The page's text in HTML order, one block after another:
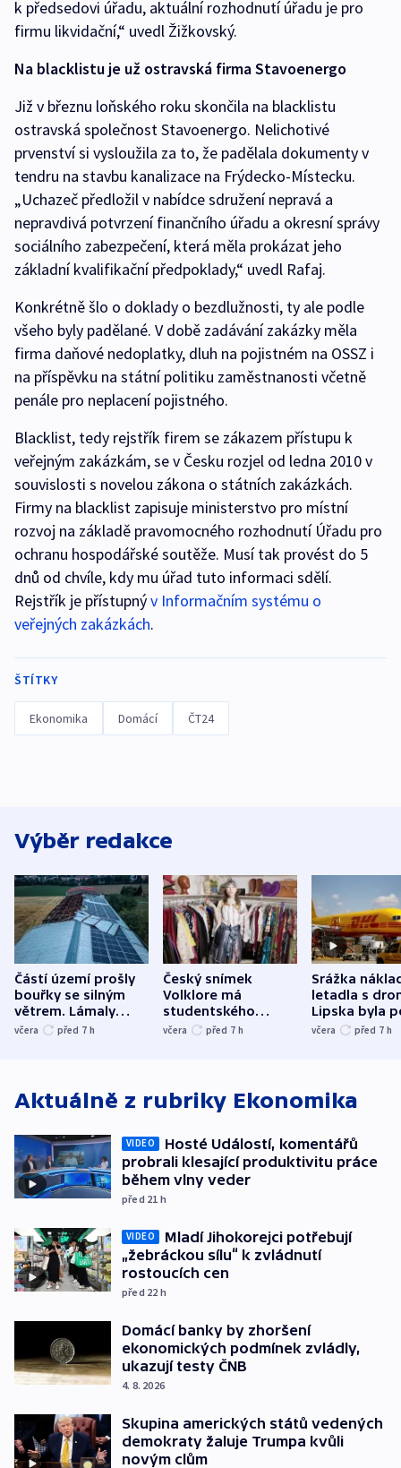
k předsedovi úřadu, aktuální rozhodnutí úřadu je pro
firmu likvidační,“ uvedl Žižkovský.
Na blacklistu je už ostravská firma Stavoenergo
Již v březnu loňského roku skončila na blacklistu
ostravská společnost Stavoenergo. Nelichotivé
prvenství si vysloužila za to, že padělala dokumenty v
tendru na stavbu kanalizace na Frýdecko-Místecku.
„Uchazeč předložil v nabídce sdružení nepravá a
nepravdivá potvrzení finančního úřadu a okresní správy
sociálního zabezpečení, která měla prokázat jeho
základní kvalifikační předpoklady,“ uvedl Rafaj.
Konkrétně šlo o doklady o bezdlužnosti, ty ale podle
všeho byly padělané. V době zadávání zakázky měla
firma daňové nedoplatky, dluh na pojistném na OSSZ i
na příspěvku na státní politiku zaměstnanosti včetně
penále pro neplacení pojistného.
Blacklist, tedy rejstřík firem se zákazem přístupu k
veřejným zakázkám, se v Česku rozjel od ledna 2010 v
souvislosti s novelou zákona o státních zakázkách.
Firmy na blacklist zapisuje ministerstvo pro místní
rozvoj na základě pravomocného rozhodnutí Úřadu pro
ochranu hospodářské soutěže. Musí tak provést do 5
dnů od chvíle, kdy mu úřad tuto informaci sdělí.
Rejstřík je přístupnýv Informačním systému o
veřejných zakázkách.
ŠTÍTKY
Ekonomika Domácí ČT24
Výběr redakce
Částí území prošly
bouřky se silným
větrem. Lámaly
stromy a poničily
včera před 7 h
Český snímek
Volklore má
studentského
Oscara, zabojuje o
včera před 7 h
Srážka
letadla s
Lipska byla
německého
včera před 7 h
Aktuálně z rubriky Ekonomika
VIDEO
Hosté Událostí, komentářů
probrali klesající produktivitu práce
během vlny veder
před 21 h
VIDEO
Mladí Jihokorejci potřebují
„žebráckou sílu“ k zvládnutí
rostoucích cen
před 22 h
Domácí banky by zhoršení
ekonomických podmínek zvládly,
ukazují testy ČNB
4. 8. 2026
Skupina amerických států vedených
demokraty žaluje Trumpa kvůli
novým clům